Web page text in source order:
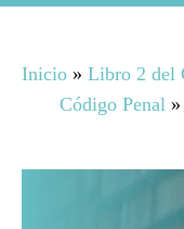
Inicio » Libro 2 del
Código Penal »